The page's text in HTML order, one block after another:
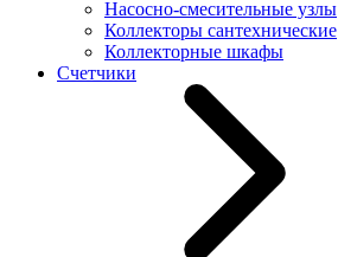
Насосно-смесительные узлы
Коллекторы сантехнические
Коллекторные шкафы
Счетчики